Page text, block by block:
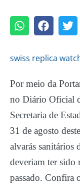
swiss replica
Por meio da
no Diário Oficial
Secretaria de
31 de agosto
alvarás sanitários
deveriam ter sido
passado. Confira